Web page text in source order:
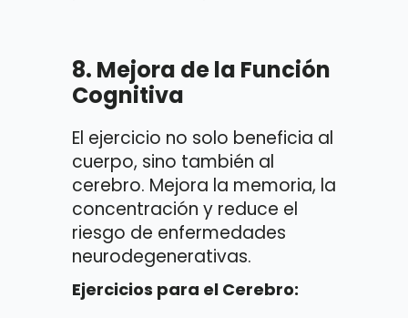
8. Mejora de la Función
Cognitiva
El ejercicio no solo beneficia al
cuerpo, sino también al
cerebro. Mejora la memoria, la
concentración y reduce el
riesgo de enfermedades
neurodegenerativas.
Ejercicios para el Cerebro: